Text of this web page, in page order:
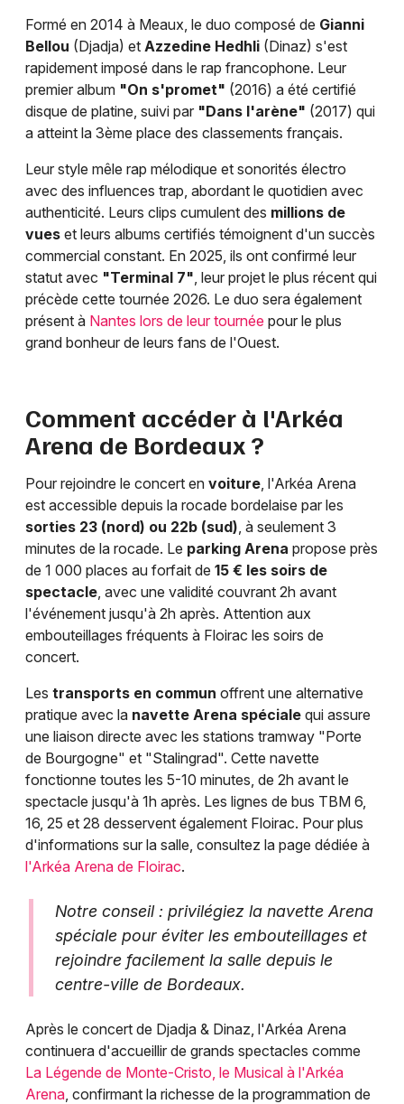
Formé en 2014 à Meaux, le duo composé de Gianni
Bellou (Djadja) et Azzedine Hedhli (Dinaz) s'est
rapidement imposé dans le rap francophone. Leur
premier album "On s'promet" (2016) a été certifié
disque de platine, suivi par "Dans l'arène" (2017) qui
a atteint la 3ème place des classements français.
Leur style mêle rap mélodique et sonorités électro
avec des influences trap, abordant le quotidien avec
authenticité. Leurs clips cumulent des millions de
vues et leurs albums certifiés témoignent d'un succès
commercial constant. En 2025, ils ont confirmé leur
statut avec "Terminal 7", leur projet le plus récent qui
précède cette tournée 2026. Le duo sera également
présent à Nantes lors de leur tournée pour le plus
grand bonheur de leurs fans de l'Ouest.
Comment accéder à l'Arkéa
Arena de Bordeaux ?
Pour rejoindre le concert en voiture, l'Arkéa Arena
est accessible depuis la rocade bordelaise par les
sorties 23 (nord) ou 22b (sud), à seulement 3
minutes de la rocade. Le parking Arena propose près
de 1 000 places au forfait de 15 € les soirs de
spectacle, avec une validité couvrant 2h avant
l'événement jusqu'à 2h après. Attention aux
embouteillages fréquents à Floirac les soirs de
concert.
Les transports en commun offrent une alternative
pratique avec la navette Arena spéciale qui assure
une liaison directe avec les stations tramway "Porte
de Bourgogne" et "Stalingrad". Cette navette
fonctionne toutes les 5-10 minutes, de 2h avant le
spectacle jusqu'à 1h après. Les lignes de bus TBM 6,
16, 25 et 28 desservent également Floirac. Pour plus
d'informations sur la salle, consultez la page dédiée à
l'Arkéa Arena de Floirac.
Notre conseil : privilégiez la navette Arena
spéciale pour éviter les embouteillages et
rejoindre facilement la salle depuis le
centre-ville de Bordeaux.
Après le concert de Djadja & Dinaz, l'Arkéa Arena
continuera d'accueillir de grands spectacles comme
La Légende de Monte-Cristo, le Musical à l'Arkéa
Arena, confirmant la richesse de la programmation de